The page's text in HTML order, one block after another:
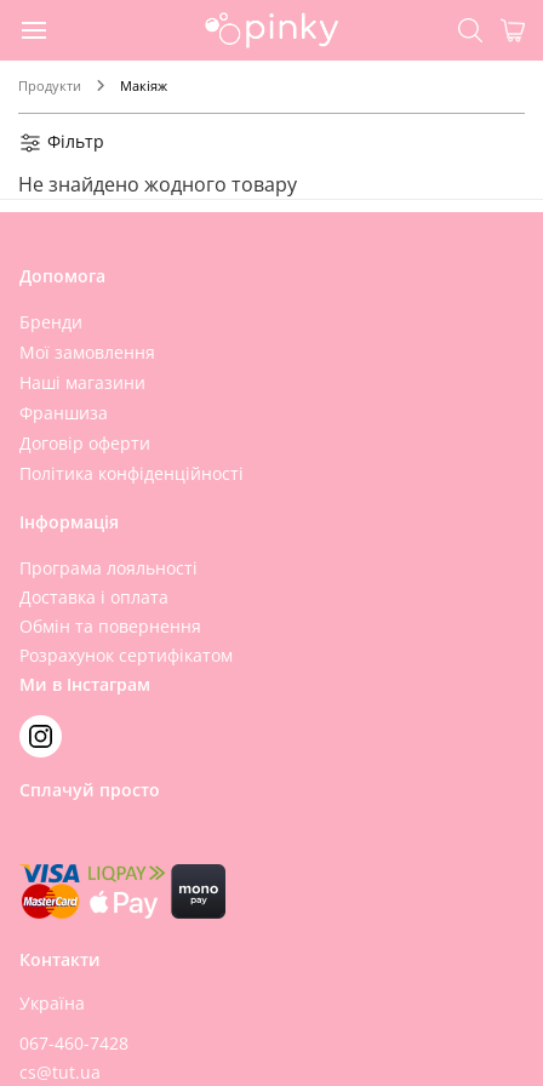
Продукти Макіяж
Фільтр
Не знайдено жодного товару
Допомога
Бренди
Мої замовлення
Наші магазини
Франшиза
Договір оферти
Політика конфіденційності
Інформація
Програма лояльності
Доставка і оплата
Обмін та повернення
Розрахунок сертифікатом
Ми в Інстаграм
Сплачуй просто
Контакти
Україна
067-460-7428
cs@tut.ua